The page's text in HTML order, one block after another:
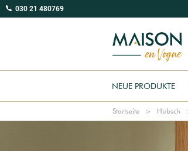
030 21 480769
NEUE PRODUKTE
Startseite Hübsch